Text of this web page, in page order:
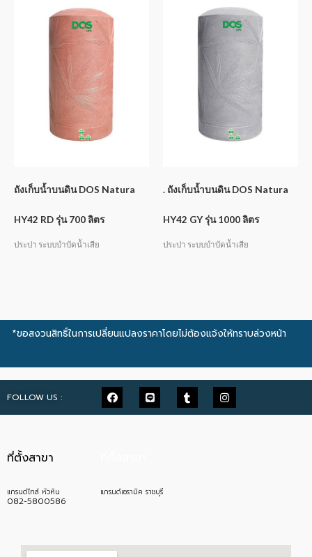
ถังเก็บน้ำบนดิน DOS Natura
HY42 RD รุ่น 700 ลิตร
ประปา ระบบบำบัดน้ำเสีย
. ถังเก็บน้ำบนดิน DOS Natura
HY42 GY รุ่น 1000 ลิตร
ประปา ระบบบำบัดน้ำเสีย
*ขอสงวนสิทธิ์ในการเปลี่ยนแปลงราคาโดยไม่ต้องแจ้งให้ทราบล่วงหน้า
FOLLOW US :
ที่ตั้งสาขา
แกรนด์ไทล์ หัวหิน
082-5800586
แกรนด์เซรามิค ราชบุรี